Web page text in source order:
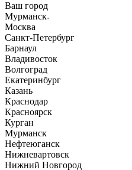
Ваш город
Мурманск
Москва
Санкт-Петербург
Барнаул
Владивосток
Волгоград
Екатеринбург
Казань
Краснодар
Красноярск
Курган
Мурманск
Нефтеюганск
Нижневартовск
Нижний Новгород